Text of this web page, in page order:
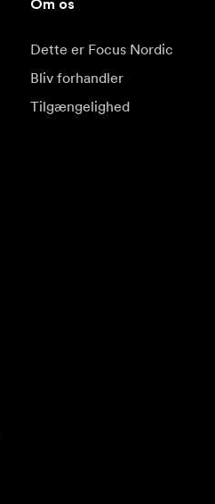
Om os
Dette er Focus Nordic
Bliv forhandler
Tilgængelighed